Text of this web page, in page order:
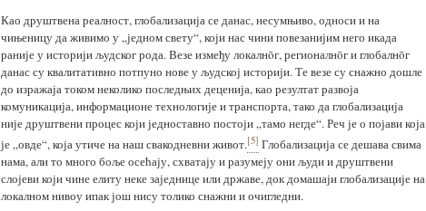
Као друштвена реалност, глобализација се данас, несумњиво, односи и на
чињеницу да живимо у „једном свету“, који нас чини повезанијим него икада
раније у историји људског рода. Везе између локалнōг, регионалнōг и глобалнōг
данас су квалитативно потпуно нове у људској историји. Те везе су снажно дошле
до изражаја током неколико последњих деценија, као резултат развоја
комуникација, информационе технологије и транспорта, тако да глобализација
није друштвени процес који једноставно постоји „тамо негде“. Реч је о појави која
је „овде“, која утиче на наш свакодневни живот.[5] Глобализација се дешава свима
нама, али то много боље осећају, схватају и разумеју они људи и друштвени
слојеви који чине елиту неке заједнице или државе, док домашаји глобализације на
локалном нивоу ипак још нису толико снажни и очигледни.